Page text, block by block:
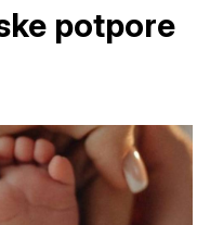
potpore